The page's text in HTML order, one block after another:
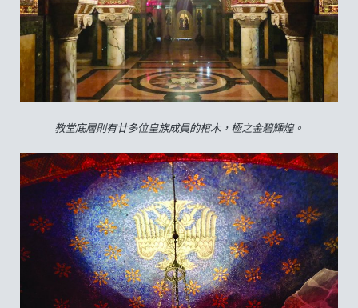
教堂底層則有廿多位皇族成員的棺木，極之金碧輝煌。